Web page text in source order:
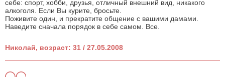
себе: спорт, хобби, друзья, отличный внешний вид, никакого
алкоголя. Если Вы курите, бросьте.
Поживите один, и прекратите общение с вашими дамами.
Наведите сначала порядок в себе самом. Все.
Николай, возраст: 31 / 27.05.2008